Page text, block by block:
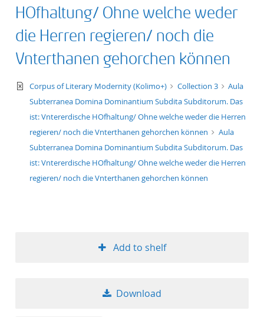
format
publication date
10
HOfhaltung/ Ohne welche weder
die Herren regieren/ noch die
Vnterthanen gehorchen können
text/xml
Corpus of Literary Modernity (Kolimo+) Collection 3
Aula
Subterranea Domina Dominantium Subdita Subditorum. Das
ist: Vntererdische HOfhaltung/ Ohne welche weder die Herren
regieren/ noch die Vnterthanen gehorchen können
Aula
Subterranea Domina Dominantium Subdita Subditorum. Das
ist: Vntererdische HOfhaltung/ Ohne welche weder die Herren
regieren/ noch die Vnterthanen gehorchen können
Add to shelf
Download